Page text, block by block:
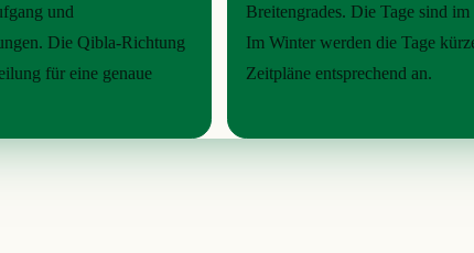
und
Die Qibla-Richtung
für eine genaue
Breitengrades. Die Tage sind
Im Winter werden die Tage
Zeitpläne entsprechend an.